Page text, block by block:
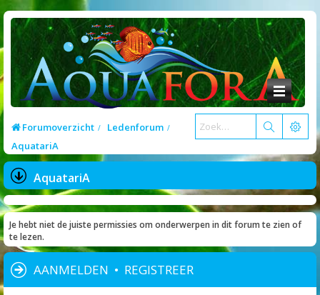
Forumoverzicht
Ledenforum
AquatariA
AquatariA
Je hebt niet de juiste permissies om onderwerpen in dit forum te zien of
te lezen.
AANMELDEN • REGISTREER